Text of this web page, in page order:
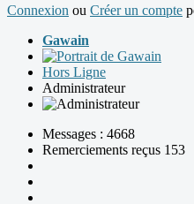
Connexion ou Créer un compte
Gawain
Hors Ligne
Administrateur
Messages : 4668
Remerciements reçus 153